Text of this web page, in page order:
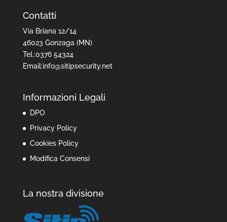
Contatti
Via Briana 12/14
46023 Gonzaga (MN)
Tel.:0376 54324
Email:info@sitipsecurity.net
Informazioni Legali
DPO
Privacy Policy
Cookies Policy
Modifica Consensi
La nostra divisione